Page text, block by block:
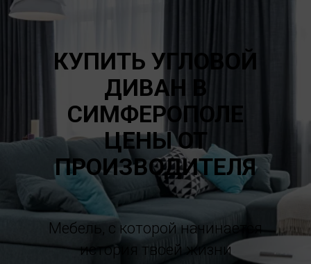
КУПИТЬ УГЛОВОЙ
ДИВАН В
СИМФЕРОПОЛЕ
ЦЕНЫ ОТ
ПРОИЗВОДИТЕЛЯ
Мебель, с которой начинается
история твоей жизни